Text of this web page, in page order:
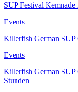
SUP Festival Kemnade
Events
Killerfish German SUP
Events
Killerfish German SUP
Stunden